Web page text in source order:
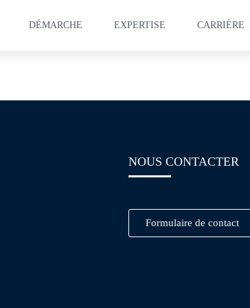
DÉMARCHE EXPERTISE CARRIÈRE
NOUS CONTACTER
Formulaire de contact